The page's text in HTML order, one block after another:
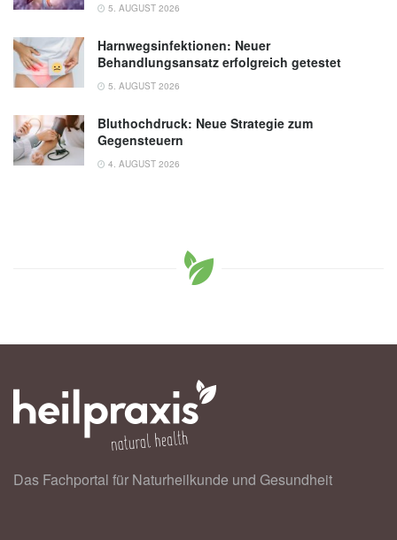
5. AUGUST 2026
Harnwegsinfektionen: Neuer
Behandlungsansatz erfolgreich getestet
5. AUGUST 2026
Bluthochdruck: Neue Strategie zum
Gegensteuern
4. AUGUST 2026
Das Fachportal für Naturheilkunde und Gesundheit